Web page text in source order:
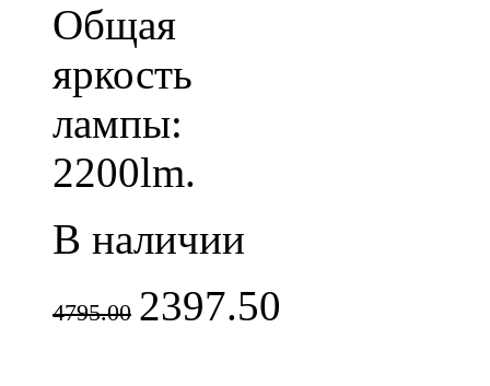
Общая
яркость
лампы:
2200lm.
В наличии
4795.00 2397.50